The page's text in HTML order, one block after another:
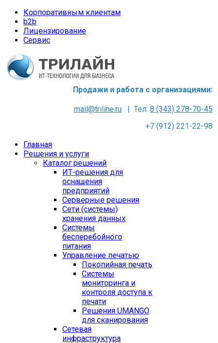
Корпоративным клиентам
b2b
Лицензирование
Сервис
Продажи и работа с организациями:
mail@triline.ru | Тел: 8 (343) 278-70-45
+7 (912) 221-22-98
Главная
Решения и услуги
Каталог решений
ИТ-решения для
оснащения
предприятий
Серверные решения
Сети (системы)
хранения данных
Системы
бесперебойного
питания
Управление печатью
Покопийная печать
Системы
мониторинга и
контроля доступа к
печати
Решения UMANGO
для сканирования
Сетевая
инфраструктура